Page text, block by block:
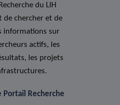
du LIH
de chercher et de
informations sur
actifs, les
les projets
Portail Recherche